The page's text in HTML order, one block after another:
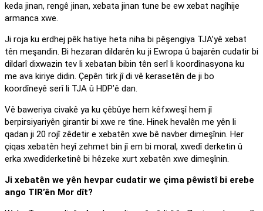
keda jinan, rengê jinan, xebata jinan tune be ew xebat nagîhije
armanca xwe.
Ji roja ku erdhej pêk hatiye heta niha bi pêşengiya TJA’yê xebat
tên meşandin. Bi hezaran dildarên ku ji Ewropa û bajarên cudatir bi
dildarî dixwazin tev li xebatan bibin tên serî li koordînasyona ku
me ava kiriye didin. Çepên tirk jî di vê kerasetên de ji bo
koordîneyê serî li TJA û HDP’ê dan.
Vê baweriya civakê ya ku çêbûye hem kêfxweşî hem jî
berpirsiyariyên girantir bi xwe re tîne. Hinek hevalên me yên li
qadan ji 20 rojî zêdetir e xebatên xwe bê navber dimeşînin. Her
çiqas xebatên heyî zehmet bin jî em bi moral, xwedî derketin û
erka xwedîderketinê bi hêzeke xurt xebatên xwe dimeşînin.
Ji xebatên we yên hevpar cudatir we çima pêwistî bi erebe
ango TIR’ên Mor dît?